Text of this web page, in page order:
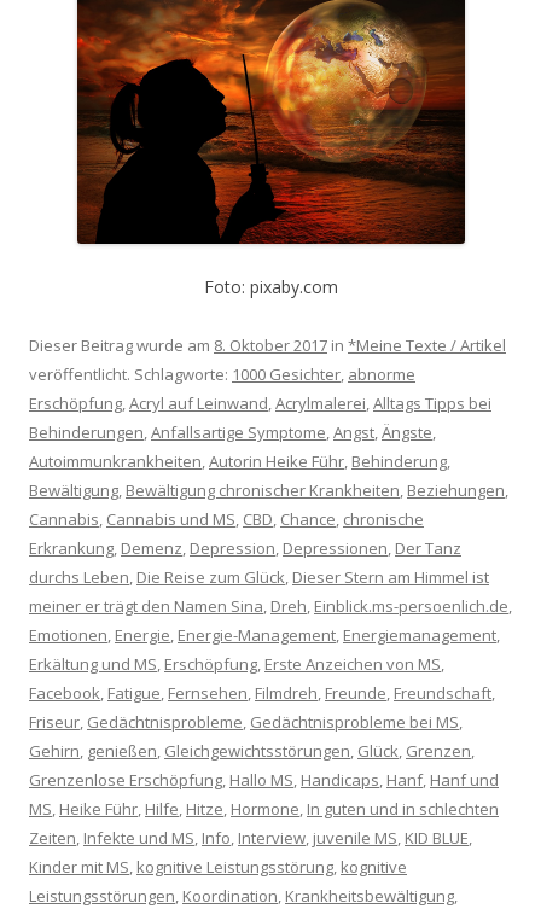
Foto: pixaby.com
Dieser Beitrag wurde am 8. Oktober 2017 in *Meine Texte / Artikel
veröffentlicht. Schlagworte: 1000 Gesichter, abnorme
Erschöpfung,Acryl auf Leinwand,Acrylmalerei,Alltags Tipps bei
Behinderungen,Anfallsartige Symptome,Angst,Ängste,
Autoimmunkrankheiten,Autorin Heike Führ, Behinderung,
Bewältigung, Bewältigung chronischer Krankheiten, Beziehungen,
Cannabis, Cannabis und MS, CBD, Chance, chronische
Erkrankung, Demenz, Depression, Depressionen, Der Tanz
durchs Leben, Die Reise zum Glück, Dieser Stern am Himmel ist
meiner er trägt den Namen Sina, Dreh, Einblick.ms-persoenlich.de,
Emotionen, Energie, Energie-Management, Energiemanagement,
Erkältung und MS, Erschöpfung, Erste Anzeichen von MS,
Facebook, Fatigue, Fernsehen, Filmdreh, Freunde, Freundschaft,
Friseur, Gedächtnisprobleme, Gedächtnisprobleme bei MS,
Gehirn, genießen, Gleichgewichtsstörungen, Glück, Grenzen,
Grenzenlose Erschöpfung, Hallo MS, Handicaps, Hanf, Hanf und
MS, Heike Führ, Hilfe, Hitze, Hormone, In guten und in schlechten
Zeiten, Infekte und MS, Info, Interview, juvenile MS, KID BLUE,
Kinder mit MS, kognitive Leistungsstörung, kognitive
Leistungsstörungen, Koordination, Krankheitsbewältigung,